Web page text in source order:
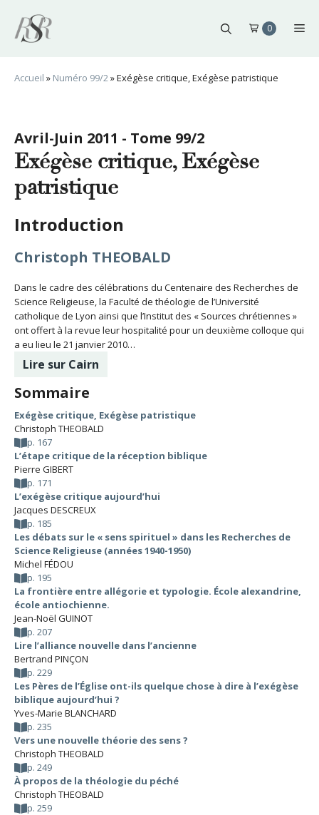
contenu
0
Accueil » Numéro 99/2»Exégèse critique, Exégèse patristique
Avril-Juin 2011 - Tome 99/2
Exégèse critique, Exégèse
patristique
Introduction
Christoph THEOBALD
Dans le cadre des célébrations du Centenaire des Recherches de
Science Religieuse, la Faculté de théologie de l’Université
catholique de Lyon ainsi que l’Institut des « Sources chrétiennes »
ont offert à la revue leur hospitalité pour un deuxième colloque qui
a eu lieu le 21 janvier 2010…
Lire sur Cairn
Sommaire
Exégèse critique, Exégèse patristique
Christoph THEOBALD
p. 167
L’étape critique de la réception biblique
Pierre GIBERT
p. 171
L’exégèse critique aujourd’hui
Jacques DESCREUX
p. 185
Les débats sur le « sens spirituel » dans les Recherches de
Science Religieuse (années 1940-1950)
Michel FÉDOU
p. 195
La frontière entre allégorie et typologie. École alexandrine,
école antiochienne.
Jean-Noël GUINOT
p. 207
Lire l’alliance nouvelle dans l’ancienne
Bertrand PINÇON
p. 229
Les Pères de l’Église ont-ils quelque chose à dire à l’exégèse
biblique aujourd’hui ?
Yves-Marie BLANCHARD
p. 235
Vers une nouvelle théorie des sens ?
Christoph THEOBALD
p. 249
À propos de la théologie du péché
Christoph THEOBALD
p. 259